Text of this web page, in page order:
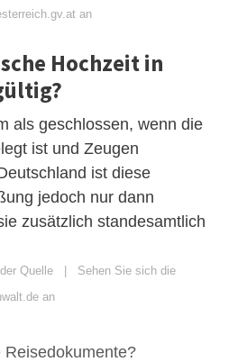
an
Hochzeit in
als geschlossen, wenn die
ist und Zeugen
ist diese
jedoch nur dann
zusätzlich standesamtlich
Quelle | Sehen Sie sich die
an
Reisedokumente?